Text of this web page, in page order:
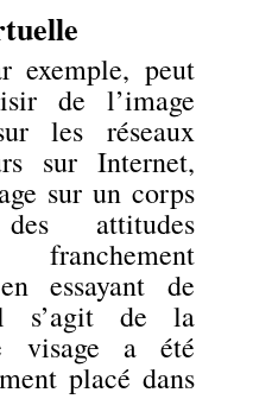
exemple, peut
de l’image
les réseaux
sur Internet,
sur un corps
attitudes
essayant de
s’agit de la
visage a été
placé dans